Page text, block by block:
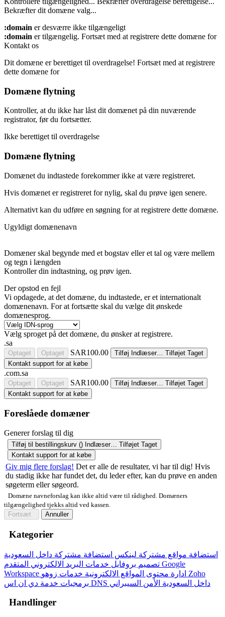
Bekræfter dit domæne valg...
:domain er desværre ikke tilgængeligt
:domain er tilgængelig. Fortsæt med at registrere dette domæne for
Kontakt os
Dit domæne er berettiget til overdragelse! Fortsæt med at registrere
dette domæne for
Domæne flytning
Kontroller, at du ikke har låst dit domænet på din nuværende
registrator, før du fortsætter.
Ikke berettiget til overdragelse
Domæne flytning
Domænet du indtastede forekommer ikke at være registreret.
Hvis domænet er registreret for nylig, skal du prøve igen senere.
Alternativt kan du udføre en søgning for at registrere dette domæne.
Ugyldigt domænenavn
Domæner skal begynde med et bogstav eller et tal og være mellem
og tegn i længden
Kontroller din indtastning, og prøv igen.
Der opstod en fejl
Vi opdagede, at det domæne, du indtastede, er et internationalt
domænenavn. For at fortsætte skal du vælge dit ønskede
domænesprog.
Vælg sproget på det domæne, du ønsker at registrere.
.sa
Optaget Optaget SAR100.00 Tilføj Indlæser… Tilføjet Taget
Kontakt support for at købe
.com.sa
Optaget Optaget SAR100.00 Tilføj Indlæser… Tilføjet Taget
Kontakt support for at købe
Foreslåede domæner
Generer forslag til dig
Tilføj til bestillingskurv () Indlæser… Tilføjet Taget
Kontakt support for at købe
Giv mig flere forslag! Det er alle de resultater, vi har til dig! Hvis
du stadig ikke har fundet det, du leder efter, kan du prøve en anden
søgeterm eller søgeord.
Domæne navneforslag kan ikke altid være til rådighed. Domæners
tilgængelighed tjekks altid ved kassen.
Annuller
Kategorier
استضافة مواقع مشتركة لينكس استضافة مشتركة داخل السعودية
تصميم بروفايل خدمات البريد الالكتروني المتقدم Google
Workspace
ادارة محتوى المواقع الالكترونية خدمات زوهو Zoho
برمجيات
خدمة دي ان اس DNS داخل السعودية الأمن السيبراني
Handlinger